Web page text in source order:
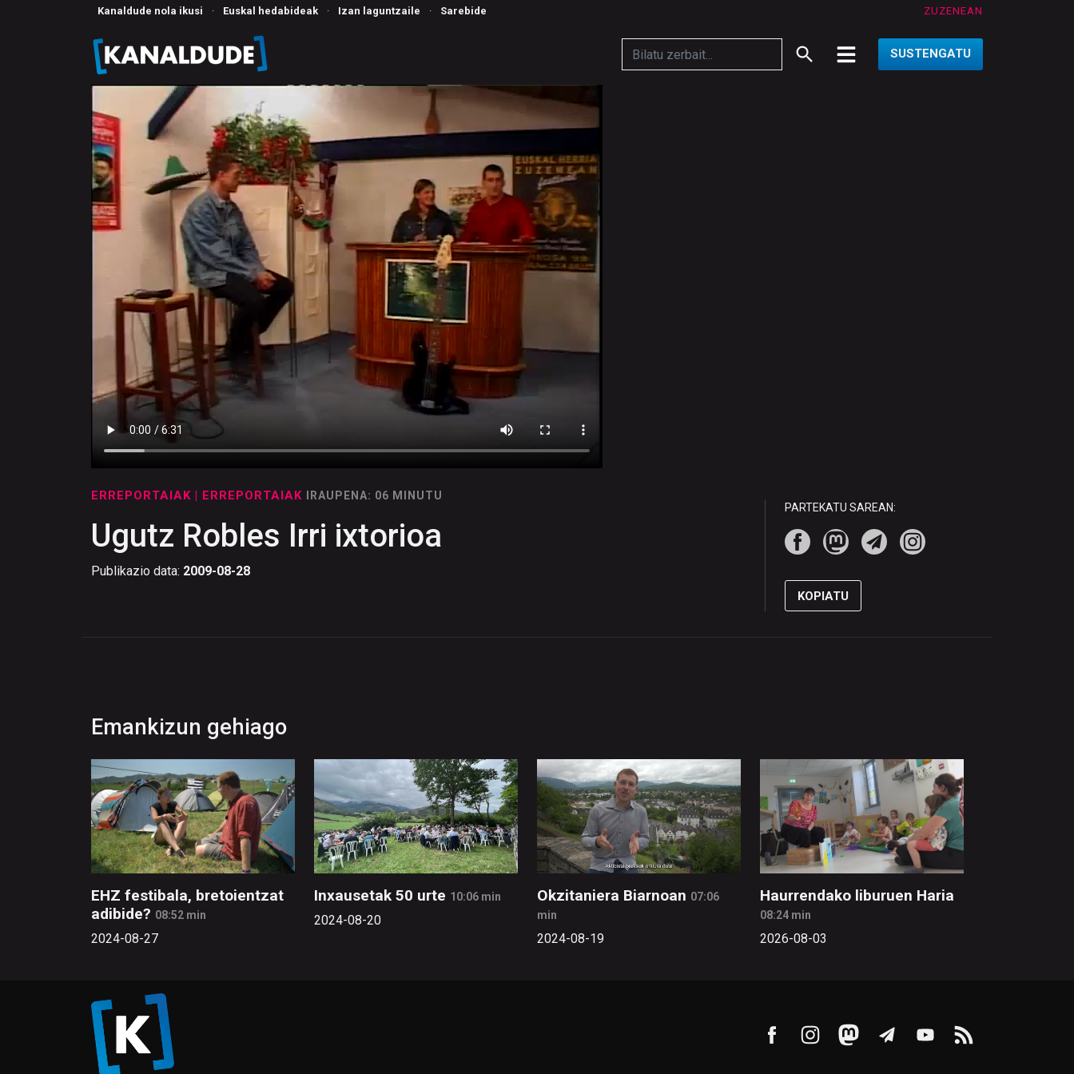
Kanaldude nola ikusi · Euskal hedabideak · Izan laguntzaile · Sarebide ZUZENEAN
SUSTENGATU
ERREPORTAIAK | ERREPORTAIAK IRAUPENA: 06 MINUTU
Ugutz Robles Irri ixtorioa
Publikazio data: 2009-08-28
PARTEKATU SAREAN:
KOPIATU
Emankizun gehiago
EHZ festibala, bretoientzat
adibide? 08:52 min
2024-08-27
Inxausetak 50 urte 10:06 min
2024-08-20
Okzitaniera Biarnoan 07:06
min
2024-08-19
Haurrendako liburuen Haria
08:24 min
2026-08-03